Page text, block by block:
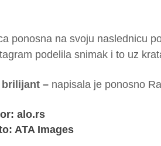
ponosna na svoju naslednicu
podelila snimak i to uz
brilijant – napisala je ponosno
alo.rs
ATA Images